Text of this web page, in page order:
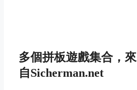
多個拼板遊戲集合，來
自Sicherman.net